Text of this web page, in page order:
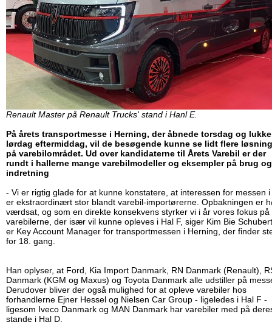
Renault Master på Renault Trucks' stand i Hanl E.
På årets transportmesse i Herning, der åbnede torsdag og
lørdag eftermiddag, vil de besøgende kunne se lidt flere
på varebilområdet. Ud over kandidaterne til Årets Varebil er der
rundt i hallerne mange varebilmodeller og eksempler på brug og
indretning
- Vi er rigtig glade for at kunne konstatere, at interessen for messen i
er ekstraordinært stor blandt varebil-importørerne. Opbakningen er
værdsat, og som en direkte konsekvens styrker vi i år vores fokus på
varebilerne, der især vil kunne opleves i Hal F, siger Kim Bie
er Key Account Manager for transportmessen i Herning, der finder
for 18. gang.
Han oplyser, at Ford, Kia Import Danmark, RN Danmark (Renault),
Danmark (KGM og Maxus) og Toyota Danmark alle udstiller på
Derudover bliver der også mulighed for at opleve varebiler hos
forhandlerne Ejner Hessel og Nielsen Car Group - ligeledes i Hal F -
ligesom Iveco Danmark og MAN Danmark har varebiler med på
stande i Hal D.